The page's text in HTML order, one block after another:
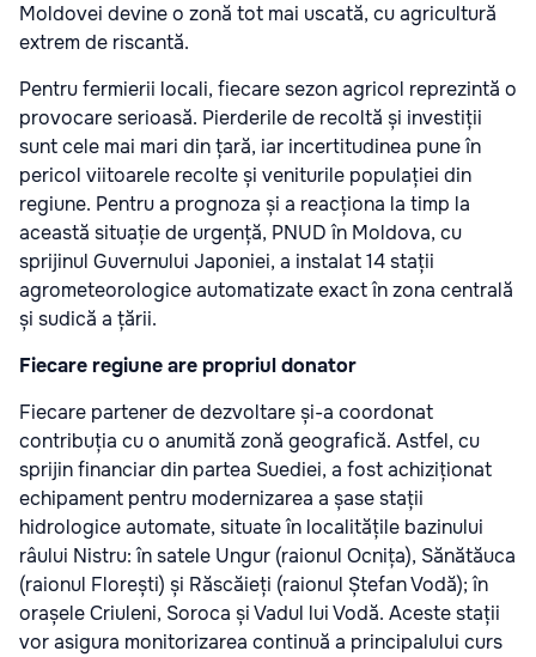
Moldovei devine o zonă tot mai uscată, cu agricultură
extrem de riscantă.
Pentru fermierii locali, fiecare sezon agricol reprezintă o
provocare serioasă. Pierderile de recoltă și investiții
sunt cele mai mari din țară, iar incertitudinea pune în
pericol viitoarele recolte și veniturile populației din
regiune. Pentru a prognoza și a reacționa la timp la
această situație de urgență, PNUD în Moldova, cu
sprijinul Guvernului Japoniei, a instalat 14 stații
agrometeorologice automatizate exact în zona centrală
și sudică a țării.
Fiecare regiune are propriul donator
Fiecare partener de dezvoltare și-a coordonat
contribuția cu o anumită zonă geografică. Astfel, cu
sprijin financiar din partea Suediei, a fost achiziționat
echipament pentru modernizarea a șase stații
hidrologice automate, situate în localitățile bazinului
râului Nistru: în satele Ungur (raionul Ocnița), Sănătăuca
(raionul Florești) și Răscăieți (raionul Ștefan Vodă); în
orașele Criuleni, Soroca și Vadul lui Vodă. Aceste stații
vor asigura monitorizarea continuă a principalului curs